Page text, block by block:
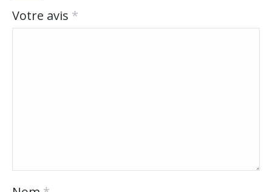
Votre avis *